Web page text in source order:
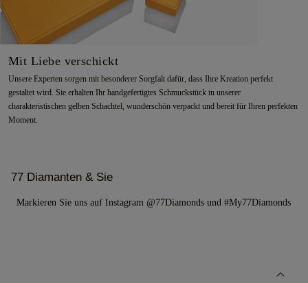
Mit Liebe verschickt
Unsere Experten sorgen mit besonderer Sorgfalt dafür, dass Ihre Kreation perfekt
gestaltet wird. Sie erhalten Ihr handgefertigtes Schmuckstück in unserer
charakteristischen gelben Schachtel, wunderschön verpackt und bereit für Ihren perfekten
Moment.
77 Diamanten & Sie
Markieren Sie uns auf Instagram @77Diamonds und #My77Diamonds